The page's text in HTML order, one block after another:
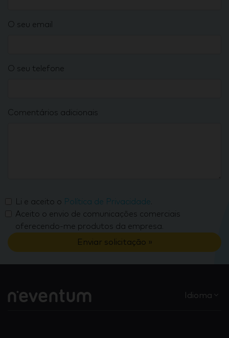
O seu email
O seu telefone
Comentários adicionais
Li e aceito o Política de Privacidade
Aceito o envio de comunicações comerciais
oferecendo-me produtos da empresa.
Enviar solicitação »
Idioma